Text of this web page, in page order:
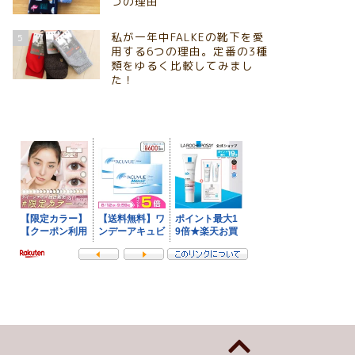
5
私が一年中FALKEの靴下を愛
用する6つの理由。定番の3種
類をゆるく比較してみまし
た！